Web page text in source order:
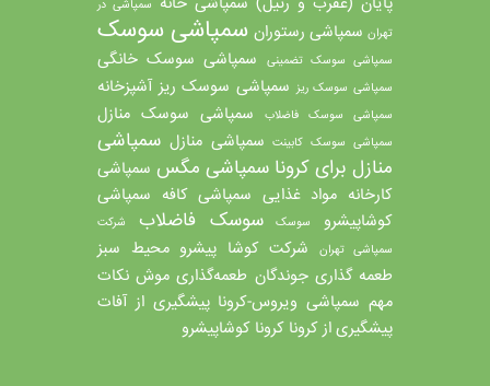
سمپاشی در
تهران سمپاشی رستوران سمپاشی سوسک
سمپاشی سوسک تضمینی سمپاشی سوسک خانگی
سمپاشی سوسک ریز سمپاشی سوسک ریز آشپزخانه
سمپاشی سوسک فاضلاب سمپاشی سوسک منازل
سمپاشی سوسک کابینت سمپاشی منازل سمپاشی
منازل برای کرونا سمپاشی مگس سمپاشی
کارخانه مواد غذایی سمپاشی کافه سمپاشی
کوشاپیشرو
سوسک سوسک فاضلاب
شرکت
سمپاشی تهران
شرکت کوشا پیشرو محیط سبز
طعمه گذاری جوندگان طعمه‌گذاری موش نکات
مهم سمپاشی ویروس-کرونا پیشگیری از آفات
پیشگیری از کرونا کرونا کوشاپیشرو